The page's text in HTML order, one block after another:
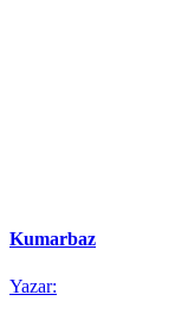
Kumarbaz
Yazar: